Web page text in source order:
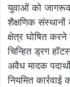
युवाओं को जागरूक
शैक्षणिक
क्षेत्र घोषित
चिन्हित ड्रग
अवैध मादक
नियमित